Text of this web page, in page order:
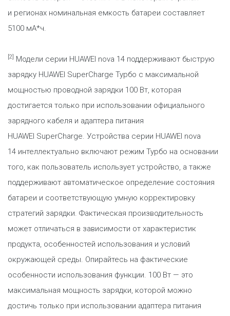
и регионах номинальная емкость батареи составляет
5100 мА*ч.
[2] Модели серии HUAWEI nova 14 поддерживают быструю
зарядку HUAWEI SuperCharge Турбо с максимальной
мощностью проводной зарядки 100 Вт, которая
достигается только при использовании официального
зарядного кабеля и адаптера питания
HUAWEI SuperCharge. Устройства серии HUAWEI nova
14 интеллектуально включают режим Турбо на основании
того, как пользователь использует устройство, а также
поддерживают автоматическое определение состояния
батареи и соответствующую умную корректировку
стратегий зарядки. Фактическая производительность
может отличаться в зависимости от характеристик
продукта, особенностей использования и условий
окружающей среды. Опирайтесь на фактические
особенности использования функции. 100 Вт — это
максимальная мощность зарядки, которой можно
достичь только при использовании адаптера питания